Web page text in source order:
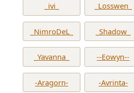
_ivi_ _Losswen_
_NimroDeL_ _Shadow_
_Yavanna_ --Eowyn--
-Aragorn- -Avrinta-